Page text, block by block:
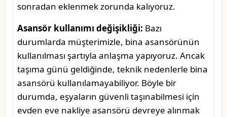
sonradan eklenmek zorunda kalıyoruz.
Asansör kullanımı değişikliği: Bazı
durumlarda müşterimizle, bina asansörünün
kullanılması şartıyla anlaşma yapıyoruz. Ancak
taşıma günü geldiğinde, teknik nedenlerle bina
asansörü kullanılamayabiliyor. Böyle bir
durumda, eşyaların güvenli taşınabilmesi için
evden eve nakliye asansörü devreye alınmak